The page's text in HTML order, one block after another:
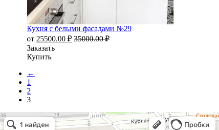
Кухня с белыми фасадами №29
от 25500.00 ₽ 35000.00₽
Заказать
Купить
←
1
2
3